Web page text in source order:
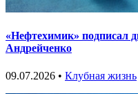
«Нефтехимик» подписал
Андрейченко
09.07.2026 • Клубная жизнь